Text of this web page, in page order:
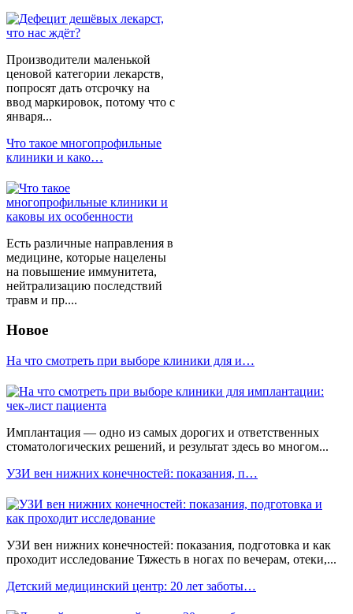
Производители маленькой
ценовой категории лекарств,
попросят дать отсрочку на
ввод маркировок, потому что с
января...
Что такое многопрофильные
клиники и како…
Есть различные направления в
медицине, которые нацелены
на повышение иммунитета,
нейтрализацию последствий
травм и пр....
Новое
На что смотреть при выборе клиники для и…
Имплантация — одно из самых дорогих и ответственных
стоматологических решений, и результат здесь во многом...
УЗИ вен нижних конечностей: показания, п…
УЗИ вен нижних конечностей: показания, подготовка и как
проходит исследование Тяжесть в ногах по вечерам, отеки,...
Детский медицинский центр: 20 лет заботы…